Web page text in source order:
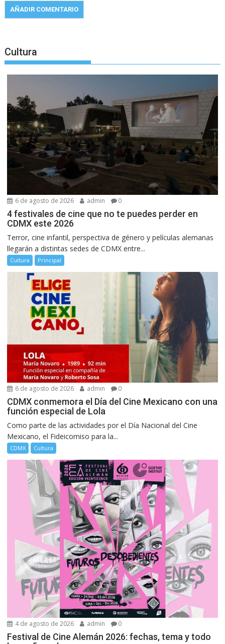
Cultura
6 de agosto de 2026 admin 0
4 festivales de cine que no te puedes perder en
CDMX este 2026
Terror, cine infantil, perspectiva de género y películas alemanas
llegarán a distintas sedes de CDMX entre...
Cultura Principal
6 de agosto de 2026 admin 0
CDMX conmemora el Día del Cine Mexicano con una
función especial de Lola
Como parte de las actividades por el Día Nacional del Cine
Mexicano, el Fideicomiso para la...
CDMX Cultura
4 de agosto de 2026 admin 0
Festival de Cine Alemán 2026: fechas, tema y todo